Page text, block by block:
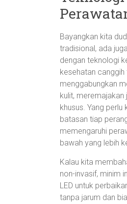
Bayangkan kita
tradisional, ada
dengan teknologi
kesehatan
menggabungkan
kulit,
khusus. Yang
batasan tiap
memengaruhi
bawah yang lebih
Kalau kita
non-invasif, minim
LED untuk
tanpa jarum dan